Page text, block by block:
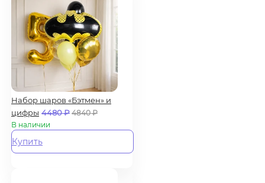
Набор шаров «Бэтмен» и
цифры 4480₽ 4840₽
В наличии
Купить